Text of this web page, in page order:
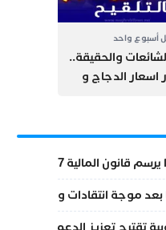
أسبوع واحد
والحقيقة..
اسعار الدجاج و
2027 خارطة المغرب المقبل
موجة انتقادات واسعة